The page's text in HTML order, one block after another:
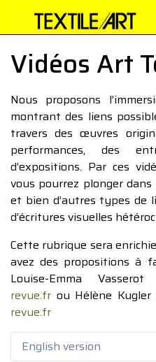
Vidéos Art
Nous proposons
montrant des liens
travers des œuvres
performances, des
d’expositions. Par ces
vous pourrez plonger
et bien d’autres types de
d’écritures visuelles
Cette rubrique sera
avez des propositions à
Louise-Emma
revue.fr ou Hélène Kugler
revue.fr
English version